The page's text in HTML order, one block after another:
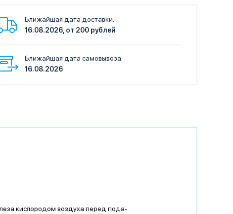
Ближайшая дата доставки:
16.08.2026, от 200 рублей
Ближайшая дата самовывоза:
16.08.2026
кислородом воздуха перед пода-